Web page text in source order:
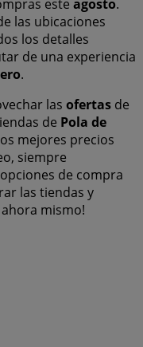
este agosto.
las ubicaciones
los detalles
de una experiencia
.
las ofertas de
de Pola de
mejores precios
siempre
de compra
las tiendas y
mismo!